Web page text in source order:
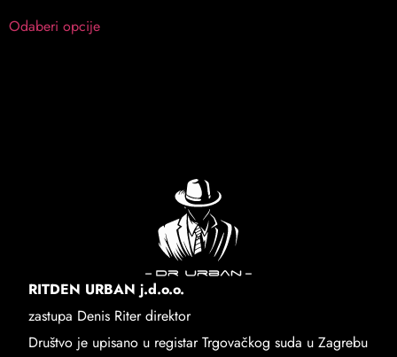
Odaberi opcije
RITDEN URBAN j.d.o.o.
zastupa Denis Riter direktor
Društvo je upisano u registar Trgovačkog suda u Zagrebu